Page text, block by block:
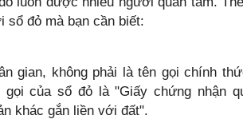
sổ đỏ mà bạn cần biết:
gian, không phải là tên gọi chính
của sổ đỏ là "Giấy chứng nhận
khác gắn liền với đất".